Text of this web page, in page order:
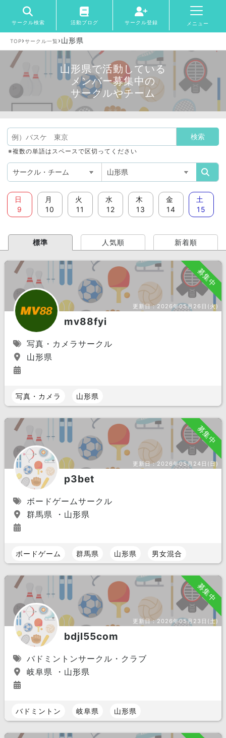
サークル検索 活動ブログ サークル登録 メニュー
TOP›サークル一覧 ›山形県
山形県で活動している
メンバー募集中の
サークルやチーム
※複数の単語はスペースで区切ってください
日
9
月
10
火
11
水
12
木
13
金
14
土
15
標準 人気順 新着順
募集中
更新日：2026年05月26日(火)
mv88fyi
写真・カメラサークル
山形県
写真・カメラ 山形県
募集中
更新日：2026年05月24日(日)
p3bet
ボードゲームサークル
群馬県 ・山形県
ボードゲーム 群馬県 山形県 男女混合
募集中
更新日：2026年05月23日(土)
bdjl55com
バドミントンサークル・クラブ
岐阜県 ・山形県
バドミントン 岐阜県 山形県